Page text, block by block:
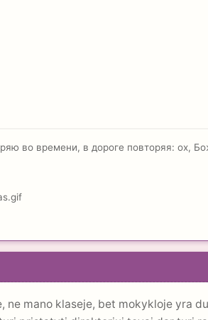
во времени, в дороге повторяя: ох,
ne mano klaseje, bet mokykloje yra